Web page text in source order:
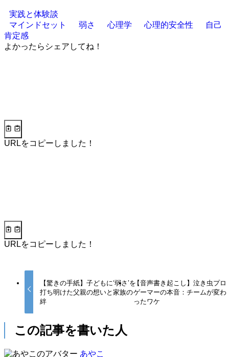
実践と体験談
マインドセット
弱さ 心理学 心理的安全性
自己
肯定感
よかったらシェアしてね！
URLをコピーしました！
URLをコピーしました！
【驚きの手紙】子どもに‘弱さ’を
打ち明けた父親の想いと家族の
絆
【音声書き起こし】泣き虫プロ
ゲーマーの本音：チームが変わ
ったワケ
この記事を書いた人
あやこ